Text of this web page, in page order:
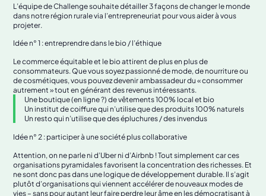
L’équipe de Challenge souhaite détailler 3 façons de changer le monde
dans notre région rurale via l’entrepreneuriat pour vous aider à vous
projeter.
Idée n° 1 : entreprendre dans le bio / l’éthique
Le commerce équitable et le bio attirent de plus en plus de
consommateurs. Que vous soyez passionné de mode, de nourriture ou
de cosmétiques, vous pouvez devenir ambassadeur du « consommer
autrement » tout en générant des revenus intéressants.
Une boutique (en ligne ?) de vêtements 100% local et bio
Un institut de coiffure qui n’utilise que des produits 100% naturels
Un resto qui n’utilise que des épluchures / des invendus
Idée n° 2 : participer à une société plus collaborative
Attention, on ne parle ni d’Uber ni d’Airbnb ! Tout simplement car ces
organisations pyramidales favorisent la concentration des richesses. Et
ne sont donc pas dans une logique de développement durable. Il s’agit
plutôt d’organisations qui viennent accélérer de nouveaux modes de
vies – sans pour autant leur faire perdre leur âme en les démocratisant à